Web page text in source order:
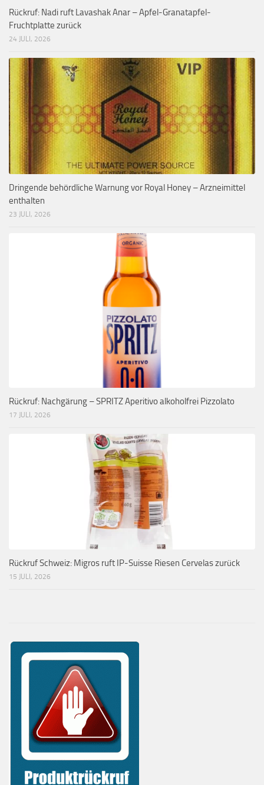
Rückruf: Nadi ruft Lavashak Anar – Apfel-Granatapfel-
Fruchtplatte zurück
24 JULI, 2026
Dringende behördliche Warnung vor Royal Honey – Arzneimittel
enthalten
23 JULI, 2026
Rückruf: Nachgärung – SPRITZ Aperitivo alkoholfrei Pizzolato
17 JULI, 2026
Rückruf Schweiz: Migros ruft IP-Suisse Riesen Cervelas zurück
15 JULI, 2026